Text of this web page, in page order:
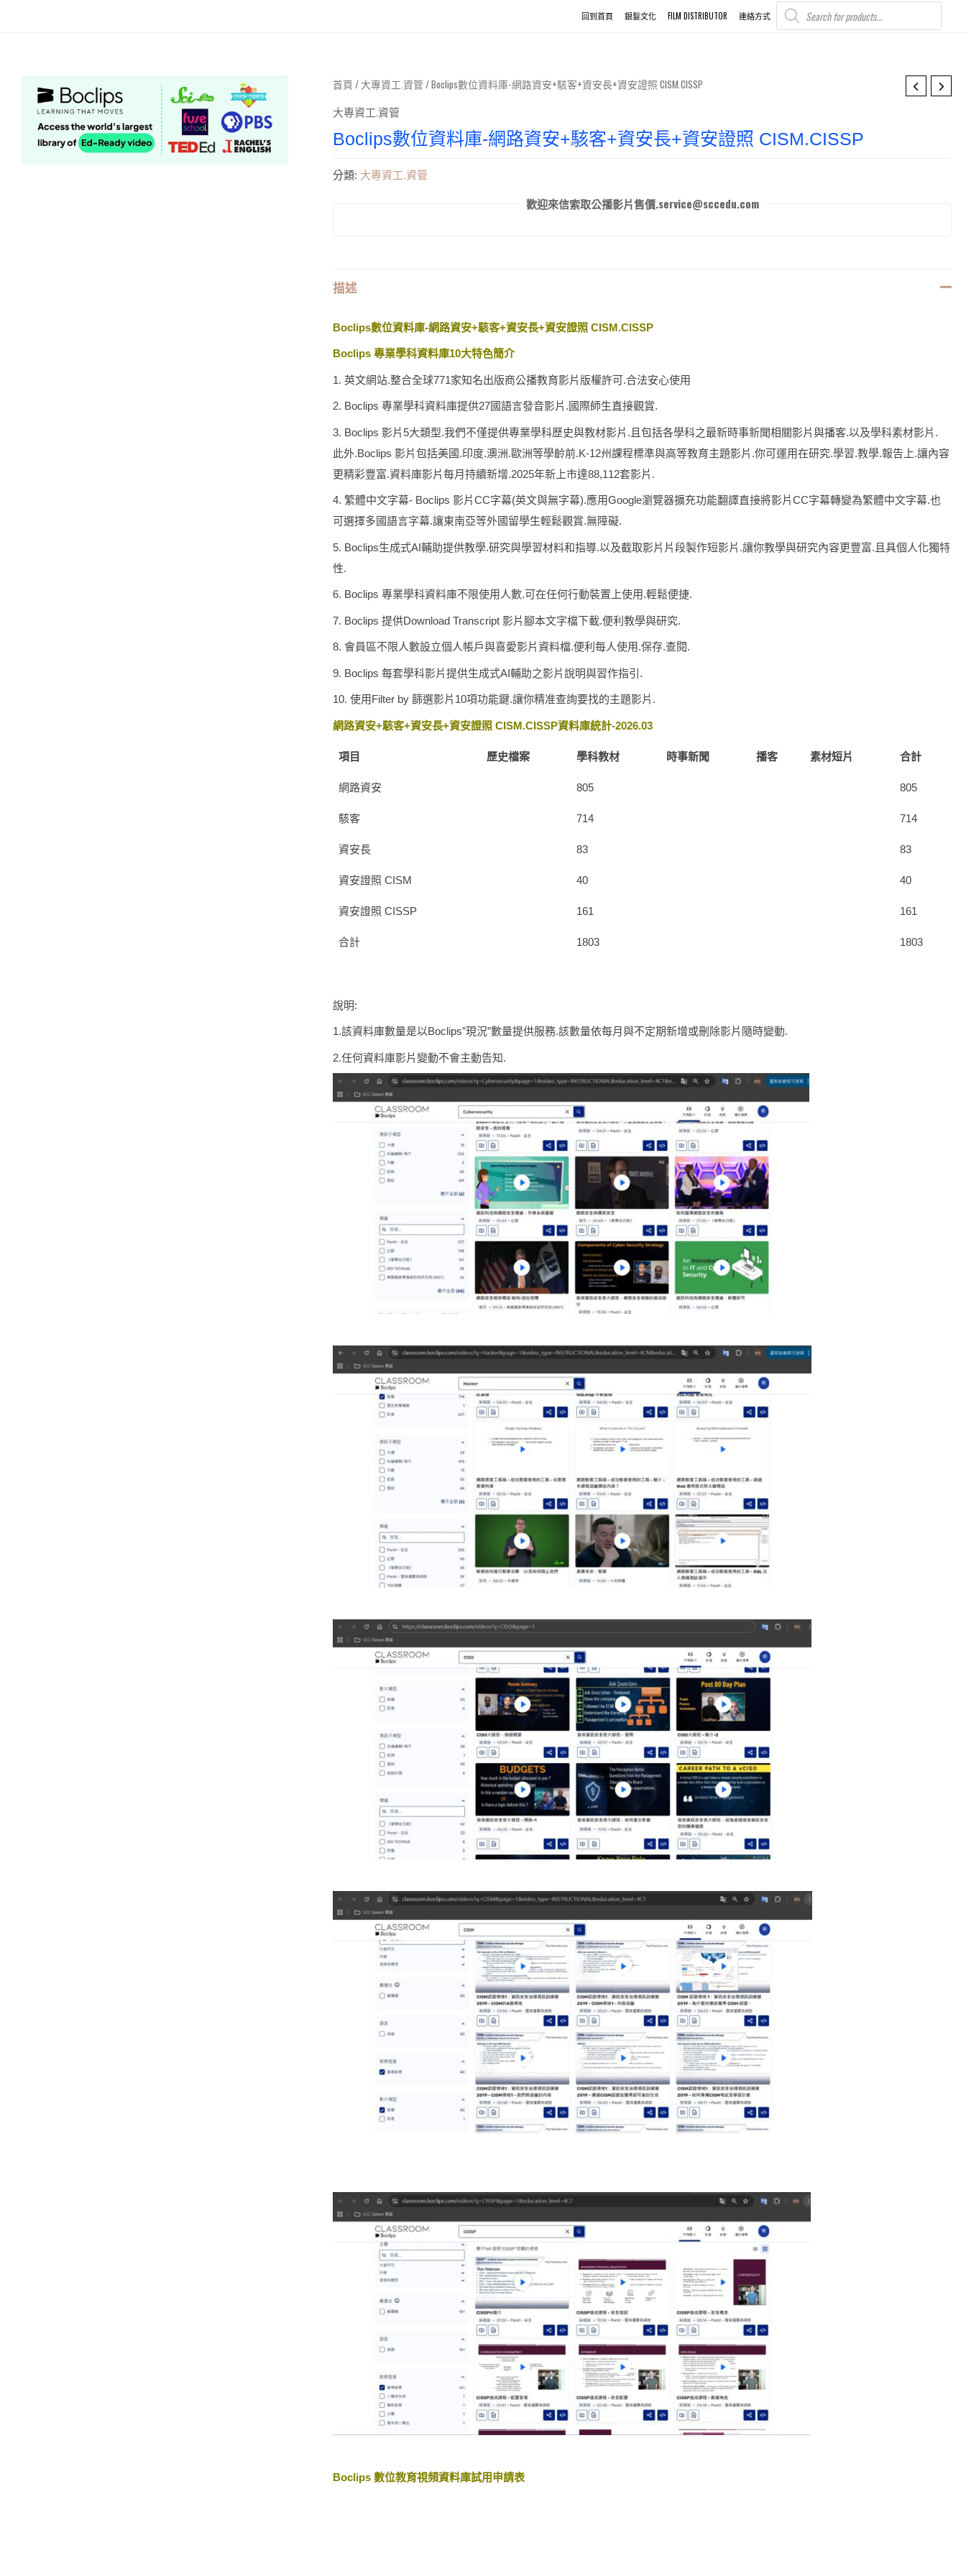
回到首頁 銀髮文化 FILM DISTRIBUTOR 連絡方式
PRODUCTS
SEARCH
首頁 / 大專資工.資管 / Boclips數位資料庫-網路資安+駭客+資安長+資安證照 CISM.CISSP
大專資工.資管
Boclips數位資料庫-網路資安+駭客+資安長+資安證照 CISM.CISSP
分類: 大專資工.資管
歡迎來信索取公播影片售價.service@sccedu.com
描述
Boclips數位資料庫-網路資安+駭客+資安長+資安證照 CISM.CISSP
Boclips 專業學科資料庫10大特色簡介
1. 英文網站.整合全球771家知名出版商公播教育影片版權許可.合法安心使用
2. Boclips 專業學科資料庫提供27國語言發音影片.國際師生直接觀賞.
3. Boclips 影片5大類型.我們不僅提供專業學科歷史與教材影片.且包括各學科之最新時事新聞相關影片與播客.以及學科素材影片.
此外.Boclips 影片包括美國.印度.澳洲.歐洲等學齡前.K-12州課程標準與高等教育主題影片.你可運用在研究.學習.教學.報告上.讓內容
更精彩豐富.資料庫影片每月持續新增.2025年新上市達88,112套影片.
4. 繁體中文字幕- Boclips 影片CC字幕(英文與無字幕).應用Google瀏覽器擴充功能翻譯直接將影片CC字幕轉變為繁體中文字幕.也
可選擇多國語言字幕.讓東南亞等外國留學生輕鬆觀賞.無障礙.
5. Boclips生成式AI輔助提供教學.研究與學習材料和指導.以及截取影片片段製作短影片.讓你教學與研究內容更豐富.且具個人化獨特
性.
6. Boclips 專業學科資料庫不限使用人數.可在任何行動裝置上使用.輕鬆便捷.
7. Boclips 提供Download Transcript 影片腳本文字檔下載.便利教學與研究.
8. 會員區不限人數設立個人帳戶與喜愛影片資料檔.便利每人使用.保存.查閱.
9. Boclips 每套學科影片提供生成式AI輔助之影片說明與習作指引.
10. 使用Filter by 篩選影片10項功能鍵.讓你精准查詢要找的主題影片.
網路資安+駭客+資安長+資安證照 CISM.CISSP資料庫統計-2026.03
項目 歷史檔案 學科教材 時事新聞 播客 素材短片 合計
網路資安 805 805
駭客 714 714
資安長 83 83
資安證照 CISM 40 40
資安證照 CISSP 161 161
合計 1803 1803
說明:
1.該資料庫數量是以Boclips”現況”數量提供服務.該數量依每月與不定期新增或刪除影片隨時變動.
2.任何資料庫影片變動不會主動告知.
Boclips 數位教育視頻資料庫試用申請表